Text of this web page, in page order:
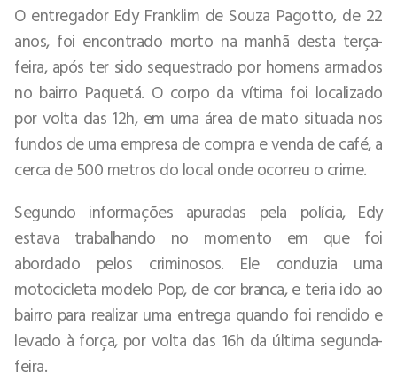
O entregador Edy Franklim de Souza Pagotto, de 22
anos, foi encontrado morto na manhã desta terça-
feira, após ter sido sequestrado por homens armados
no bairro Paquetá. O corpo da vítima foi localizado
por volta das 12h, em uma área de mato situada nos
fundos de uma empresa de compra e venda de café, a
cerca de 500 metros do local onde ocorreu o crime.
Segundo informações apuradas pela polícia, Edy
estava trabalhando no momento em que foi
abordado pelos criminosos. Ele conduzia uma
motocicleta modelo Pop, de cor branca, e teria ido ao
bairro para realizar uma entrega quando foi rendido e
levado à força, por volta das 16h da última segunda-
feira.